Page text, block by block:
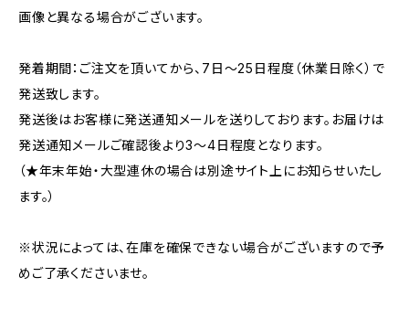
画像と異なる場合がございます。
発着期間：ご注文を頂いてから、7日～25日程度（休業日除く）で
発送致します。
発送後はお客様に発送通知メールを送りしております。お届けは
発送通知メールご確認後より3～4日程度となります。
（★年末年始・大型連休の場合は別途サイト上にお知らせいたし
ます。）
※状況によっては、在庫を確保できない場合がございますので予
めご了承くださいませ。